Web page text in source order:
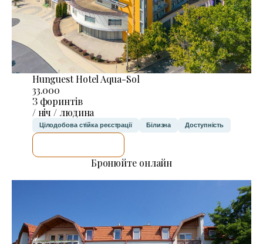
Hunguest Hotel Aqua-Sol
33.000
З форинтів
/ ніч / людина
Цілодобова стійка реєстрації Білизна Доступність
Бронюйте онлайн